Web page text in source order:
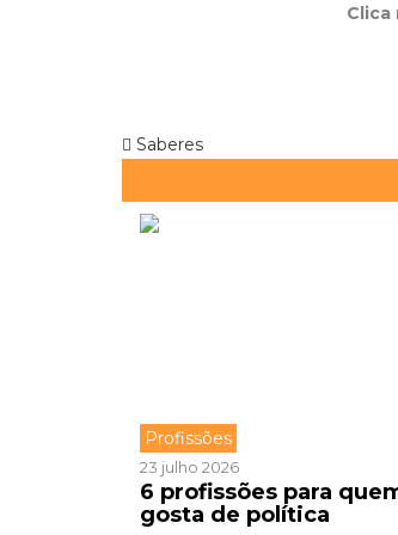
Clica
Saberes
Profissões
23 julho 2026
6 profissões para
gosta de política